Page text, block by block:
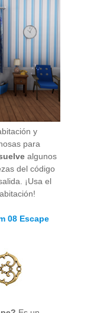
y
para
algunos
del código
¡Usa el
08 Escape